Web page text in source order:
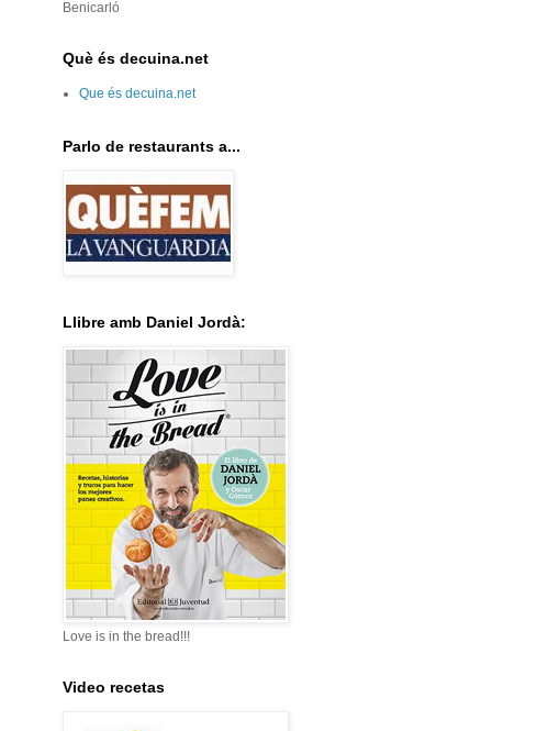
Benicarló
Què és decuina.net
Que és decuina.net
Parlo de restaurants a...
Llibre amb Daniel Jordà:
Love is in the bread!!!
Video recetas